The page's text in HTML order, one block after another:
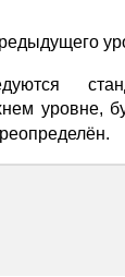
уровне,